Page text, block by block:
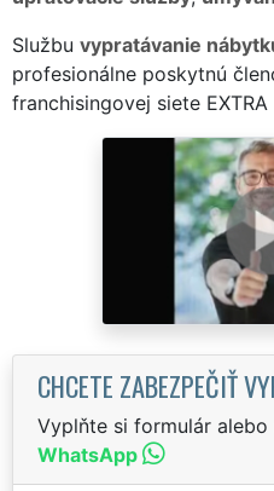
Službu vypratávanie
profesionálne poskytnú
franchisingovej siete EXTRA
CHCETE ZABEZPEČIŤ
Vyplňte si formulár
WhatsApp